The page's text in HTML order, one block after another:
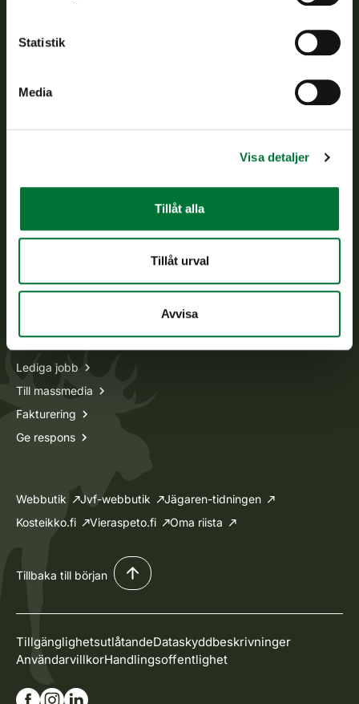
Statistik
Media
Visa detaljer
Tillåt alla
Tillåt urval
Avvisa
Vardagar kl. 9–15
asiakaspalvelu@riista.fi
Oma riista -tjänsten
Ansökan om licenser och dispenser
Information om oss
Lediga jobb
Till massmedia
Fakturering
Ge respons
Webbutik Jvf-webbutik
Jägaren-tidningen
Kosteikko.fi
Vieraspeto.fi Oma riista
Tillbaka till början
TillgänglighetsutlåtandeDataskyddbeskrivninger
AnvändarvillkorHandlingsoffentlighet